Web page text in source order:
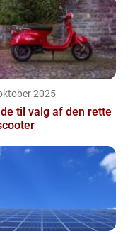
2025
til valg af den rette